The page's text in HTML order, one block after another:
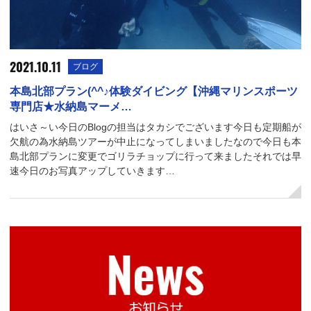
2021.10.11 ブログ
本島北部プラン(^^♪体験ダイビング【沖縄マリンスポーツ
専門店★水納島マーメ…
はいさ～い今日のBlogの担当はタカシでございます今日も定期船が
欠航の為水納島ツアーが中止になってしまいましたなので今日も本
島北部プランに変更でゴリラチョップに行って来ましたそれでは早
速今日のお写真アップしていきます…